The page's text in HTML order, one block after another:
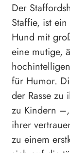
Der
Staffie, ist
Hund mit
eine mutige,
für Humor.
der Rasse
zu Kindern
ihrer
zu einem